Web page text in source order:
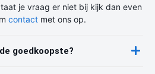
je vraag er niet bij kijk dan even
contact met ons op.
goedkoopste?